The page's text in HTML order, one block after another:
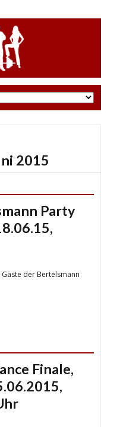
2015
Party
der Bertelsmann
Finale,